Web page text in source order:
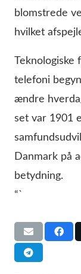
blomstrede
hvilket
telefoni
ændre
set var 1901
Danmark på
betydning.
“`